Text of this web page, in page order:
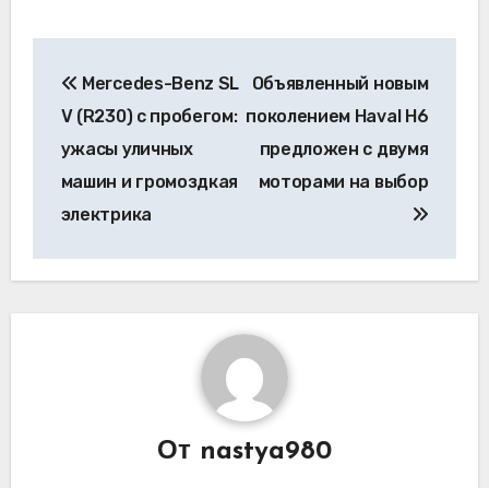
по
записям
Mercedes-Benz SL
V (R230) с пробегом:
ужасы уличных
машин и громоздкая
электрика
Объявленный новым
поколением Haval H6
предложен с двумя
моторами на выбор
От nastya980